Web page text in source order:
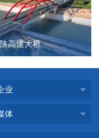
高速大桥
业
体